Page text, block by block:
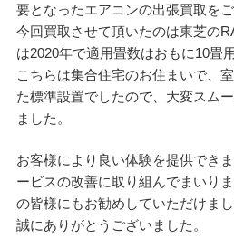
要となったエアコンの出張買取を
今回買取させて頂いたのは東芝の
は2020年で適用畳数はおもに10畳用
こちらは集合住宅のお住まいで、
た標準設置でしたので、大変スム
ました。
お客様により良い体験を提供でき
ービスの改善に取り組んでまいり
の皆様にもお勧めしていただけまし
誠にありがとうございました。